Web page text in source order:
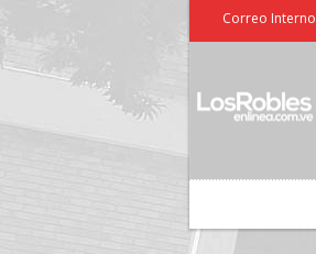
Correo Interno